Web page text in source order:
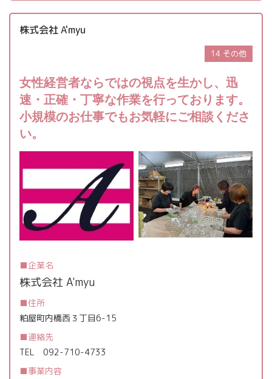
株式会社 A'myu
14 その他
女性経営者ならではの視点を生かし、迅
速・正確・丁寧な作業を行っております。
小規模のお仕事でもお気軽にご相談くださ
い。
企業名
株式会社 A'myu
住所
粕屋町内橋西３丁目6-15
連絡先
TEL
092-710-4733
事業内容